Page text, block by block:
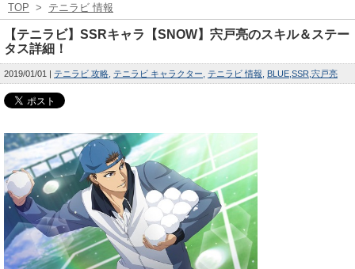
TOP > テニラビ 情報
【テニラビ】SSRキャラ【SNOW】宍戸亮のスキル＆ステー
タス詳細！
2019/01/01 テニラビ 攻略 テニラビ キャラクター テニラビ 情報 BLUE SSR 宍戸亮